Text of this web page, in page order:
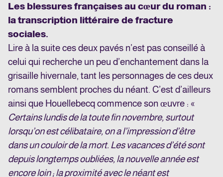
Les blessures françaises au cœur du roman :
la transcription littéraire de fracture
sociales.
Lire à la suite ces deux pavés n’est pas conseillé à
celui qui recherche un peu d’enchantement dans la
grisaille hivernale, tant les personnages de ces deux
romans semblent proches du néant. C’est d’ailleurs
ainsi que Houellebecq commence son œuvre : «
Certains lundis de la toute fin novembre, surtout
lorsqu’on est célibataire, on a l’impression d’être
dans un couloir de la mort. Les vacances d’été sont
depuis longtemps oubliées, la nouvelle année est
encore loin ; la proximité avec le néant est